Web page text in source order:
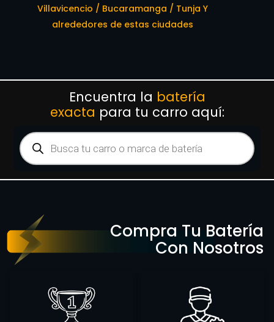
Villavicencio / Bucaramanga / Tunja Y
alrededores de estas ciudades
Encuentra la batería
exacta para tu carro aquí:
Compra Tu Batería
Con Nosotros